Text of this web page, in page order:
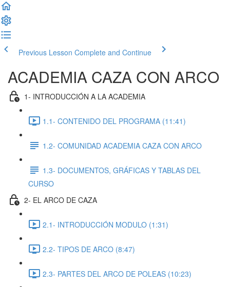
Previous Lesson Complete and Continue
ACADEMIA CAZA CON ARCO
1- INTRODUCCIÓN A LA ACADEMIA
1.1- CONTENIDO DEL PROGRAMA (11:41)
1.2- COMUNIDAD ACADEMIA CAZA CON ARCO
1.3- DOCUMENTOS, GRÁFICAS Y TABLAS DEL
CURSO
2- EL ARCO DE CAZA
2.1- INTRODUCCIÓN MODULO (1:31)
2.2- TIPOS DE ARCO (8:47)
2.3- PARTES DEL ARCO DE POLEAS (10:23)